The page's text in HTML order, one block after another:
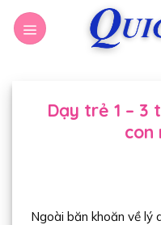
Dạy trẻ 1 – 3
con
Ngoài băn khoăn về lý